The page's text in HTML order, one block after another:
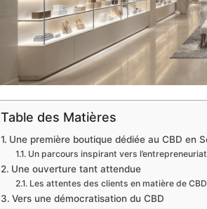
Table des Matières
Une première boutique dédiée au CBD en
Un parcours inspirant vers l’entrepreneuriat
Une ouverture tant attendue
Les attentes des clients en matière de CBD
Vers une démocratisation du CBD